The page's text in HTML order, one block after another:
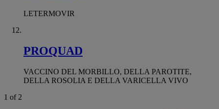
LETERMOVIR
PROQUAD
VACCINO DEL MORBILLO, DELLA PAROTITE,
DELLA ROSOLIA E DELLA VARICELLA VIVO
1 of 2